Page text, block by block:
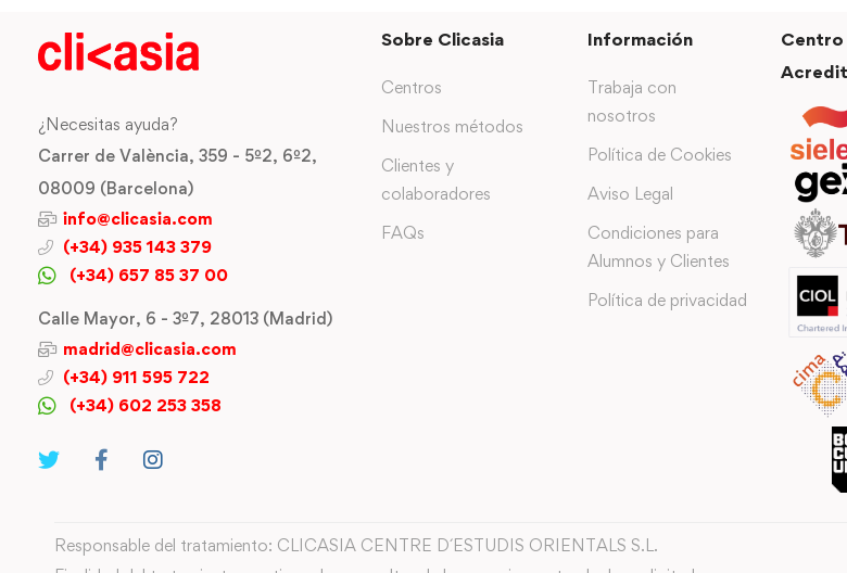
¿Necesitas ayuda?
Carrer de València, 359 - 5º2, 6º2,
08009 (Barcelona)
info@clicasia.com
(+34) 935 143 379
(+34) 657 85 37 00
Calle Mayor, 6 - 3º7, 28013 (Madrid)
madrid@clicasia.com
(+34) 911 595 722
(+34) 602 253 358
Sobre Clicasia
Centros
Nuestros métodos
Clientes y
colaboradores
FAQs
Información
Trabaja con
nosotros
Política de Cookies
Aviso Legal
Condiciones para
Alumnos y Clientes
Política de privacidad
Centro
Responsable del tratamiento: CLICASIA CENTRE D´ESTUDIS ORIENTALS S.L.